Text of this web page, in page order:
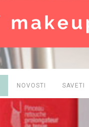
NOVOSTI SAVETI